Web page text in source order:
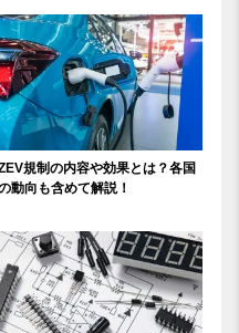
規制の内容や効果とは？各国
動向も含めて解説！